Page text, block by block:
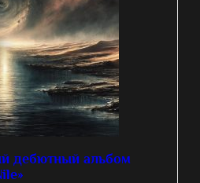
дебютный альбом